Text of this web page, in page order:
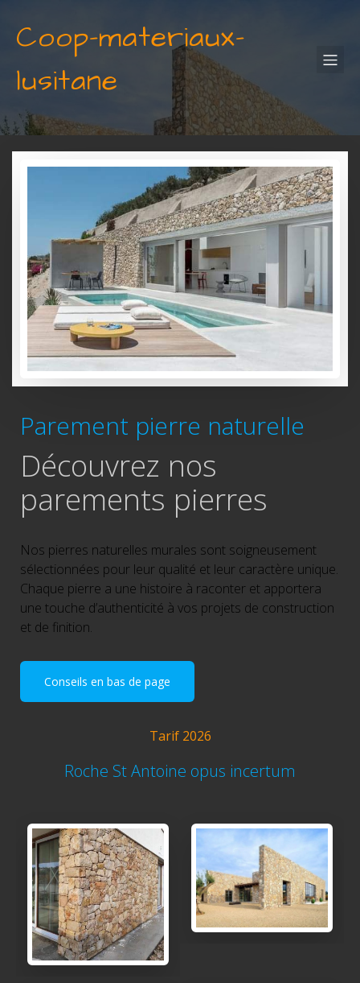
Coop-materiaux-
lusitane
Parement pierre naturelle
Découvrez nos
parements pierres
Nos pierres naturelles murales sont soigneusement
sélectionnées pour leur qualité et leur caractère unique.
Chaque pierre a une histoire à raconter et apportera
une touche d’authenticité à vos projets de construction
et de finition.
Conseils en bas de page
Tarif 2026
Roche St Antoine opus incertum